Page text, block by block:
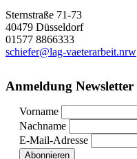
Sternstraße 71-73
40479 Düsseldorf
01577 8866333
schiefer@lag-vaeterarbeit.nrw
Anmeldung Newsletter
Vorname
Nachname
E-Mail-Adresse